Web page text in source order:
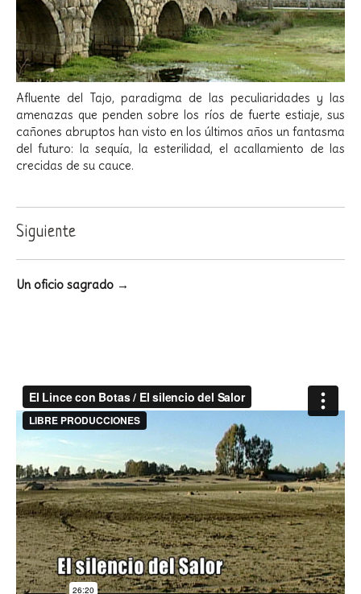
Afluente del Tajo, paradigma de las peculiaridades y las
amenazas que penden sobre los ríos de fuerte estiaje, sus
cañones abruptos han visto en los últimos años un fantasma
del futuro: la sequía, la esterilidad, el acallamiento de las
crecidas de su cauce.
Siguiente
Un oficio sagrado →